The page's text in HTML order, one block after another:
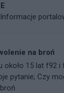
Informacje
na broń
około 15 lat f92 i
pytanie; Czy